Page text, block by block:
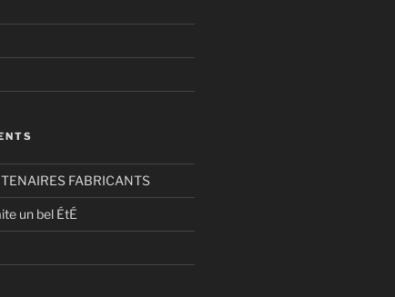
FABRICANTS
un bel ÉtÉ